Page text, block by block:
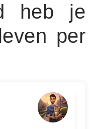
heb je
per